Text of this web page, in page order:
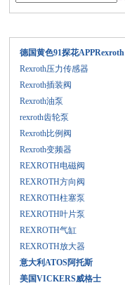
德国黄色91探花APPRexroth
Rexroth压力传感器
Rexroth插装阀
Rexroth油泵
rexroth齿轮泵
Rexroth比例阀
Rexroth变频器
REXROTH电磁阀
REXROTH方向阀
REXROTH柱塞泵
REXROTH叶片泵
REXROTH气缸
REXROTH放大器
意大利ATOS阿托斯
美国VICKERS威格士